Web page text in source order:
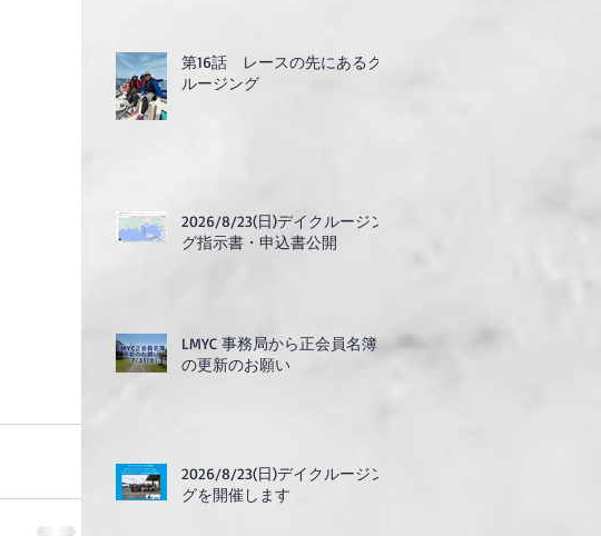
第16話 レースの先にあるク
ルージング
2026/8/23(日)デイクルージン
グ指示書・申込書公開
LMYC 事務局から正会員名簿
の更新のお願い
2026/8/23(日)デイクルージン
グを開催します